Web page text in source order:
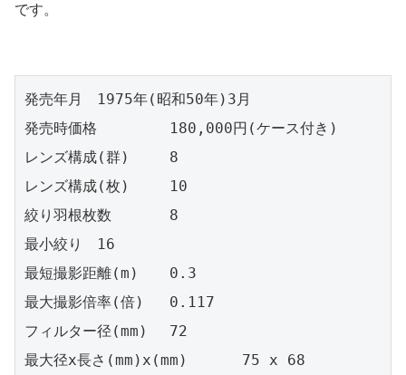
です。
発売年月	1975年(昭和50年)3月
発売時価格	180,000円(ケース付き)
レンズ構成(群)	8
レンズ構成(枚)	10
絞り羽根枚数	8
最小絞り	16
最短撮影距離(m)	0.3
最大撮影倍率(倍)	0.117
フィルター径(mm)	72
最大径x長さ(mm)x(mm)	75 x 68